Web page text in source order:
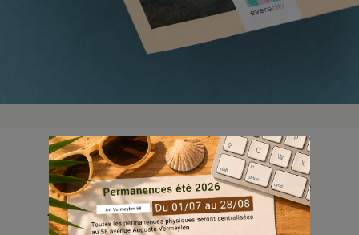
La vie de nos quartiers reprise dans votre
journal trimestriel.